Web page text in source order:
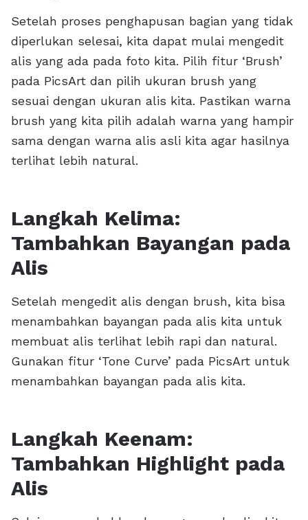
Setelah proses penghapusan bagian yang tidak
diperlukan selesai, kita dapat mulai mengedit
alis yang ada pada foto kita. Pilih fitur ‘Brush’
pada PicsArt dan pilih ukuran brush yang
sesuai dengan ukuran alis kita. Pastikan warna
brush yang kita pilih adalah warna yang hampir
sama dengan warna alis asli kita agar hasilnya
terlihat lebih natural.
Langkah Kelima:
Tambahkan Bayangan pada
Alis
Setelah mengedit alis dengan brush, kita bisa
menambahkan bayangan pada alis kita untuk
membuat alis terlihat lebih rapi dan natural.
Gunakan fitur ‘Tone Curve’ pada PicsArt untuk
menambahkan bayangan pada alis kita.
Langkah Keenam:
Tambahkan Highlight pada
Alis